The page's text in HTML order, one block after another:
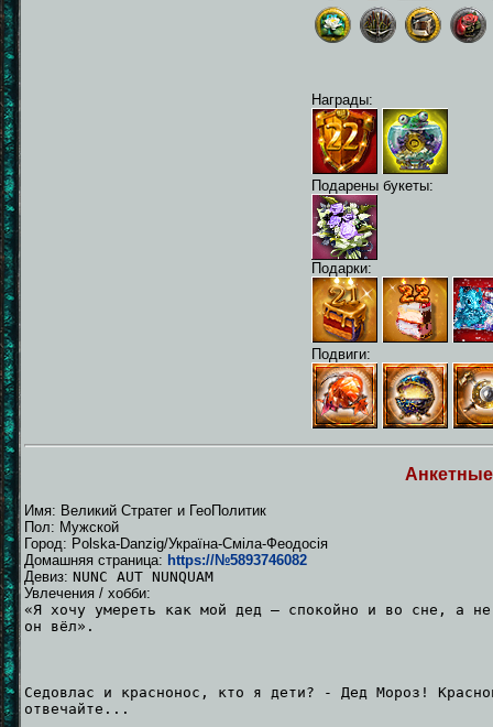
Награды:
Подарены букеты:
Подарки:
Подвиги:
Имя: Великий Cтратег и ГеоПолитик
Пол: Мужской
Город: Polska-Danzig/Україна-Cмiлa-Феодосія
Домашняя страница: https://№5893746082
Девиз: NUNC AUT NUNQUAM
Увлечения / хобби:
«Я хочу умереть как мой дед — спокойно и во сне, а
он вёл».
Седовлас и краснонос, кто я дети? - Дед Мороз!
отвечайте...